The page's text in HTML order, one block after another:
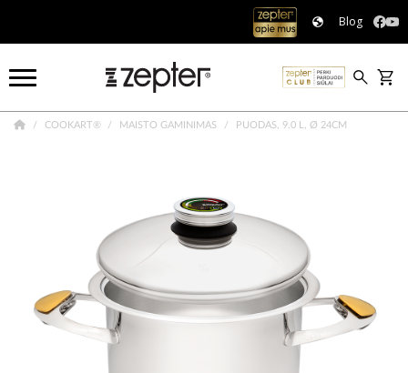
Blog
COOKART® MAISTO GAMINIMAS PUODAS, 9.0 L, Ø 24CM